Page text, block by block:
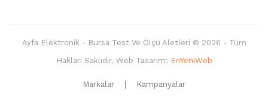
Ayfa Elektronik - Bursa Test Ve Ölçü Aletleri © 2026 - Tüm
Hakları Saklıdır. Web Tasarım: EnYeniWeb
Markalar Kampanyalar